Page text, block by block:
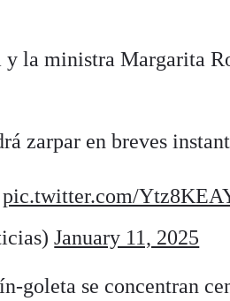
la ministra Margarita
zarpar en breves
pic.twitter.com/
January 11, 2025
goleta se concentran